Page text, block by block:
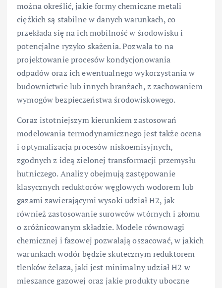
można określić, jakie formy chemiczne metali
ciężkich są stabilne w danych warunkach, co
przekłada się na ich mobilność w środowisku i
potencjalne ryzyko skażenia. Pozwala to na
projektowanie procesów kondycjonowania
odpadów oraz ich ewentualnego wykorzystania w
budownictwie lub innych branżach, z zachowaniem
wymogów bezpieczeństwa środowiskowego.
Coraz istotniejszym kierunkiem zastosowań
modelowania termodynamicznego jest także ocena
i optymalizacja procesów niskoemisyjnych,
zgodnych z ideą zielonej transformacji przemysłu
hutniczego. Analizy obejmują zastępowanie
klasycznych reduktorów węglowych wodorem lub
gazami zawierającymi wysoki udział H2, jak
również zastosowanie surowców wtórnych i złomu
o zróżnicowanym składzie. Modele równowagi
chemicznej i fazowej pozwalają oszacować, w jakich
warunkach wodór będzie skutecznym reduktorem
tlenków żelaza, jaki jest minimalny udział H2 w
mieszance gazowej oraz jakie produkty uboczne